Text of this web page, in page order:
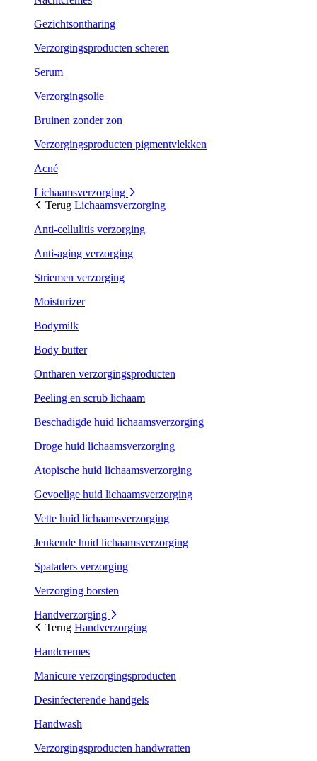
Gezichtsontharing
Verzorgingsproducten scheren
Serum
Verzorgingsolie
Bruinen zonder zon
Verzorgingsproducten pigmentvlekken
Acné
Lichaamsverzorging
Terug Lichaamsverzorging
Anti-cellulitis verzorging
Anti-aging verzorging
Striemen verzorging
Moisturizer
Bodymilk
Body butter
Ontharen verzorgingsproducten
Peeling en scrub lichaam
Beschadigde huid lichaamsverzorging
Droge huid lichaamsverzorging
Atopische huid lichaamsverzorging
Gevoelige huid lichaamsverzorging
Vette huid lichaamsverzorging
Jeukende huid lichaamsverzorging
Spataders verzorging
Verzorging borsten
Handverzorging
Terug Handverzorging
Handcremes
Manicure verzorgingsproducten
Desinfecterende handgels
Handwash
Verzorgingsproducten handwratten